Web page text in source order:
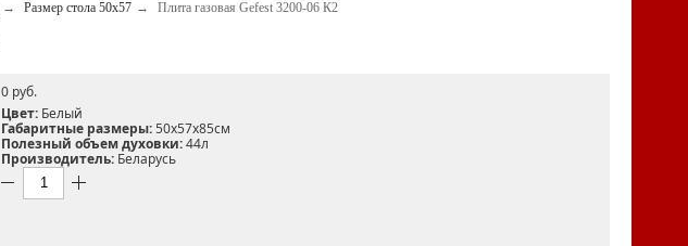
Размер стола 50х57 Плита газовая Gefest 3200-06 К2
0 pуб.
Цвет: Белый
Габаритные размеры:50х57х85см
Полезный объем духовки:44л
Производитель: Беларусь